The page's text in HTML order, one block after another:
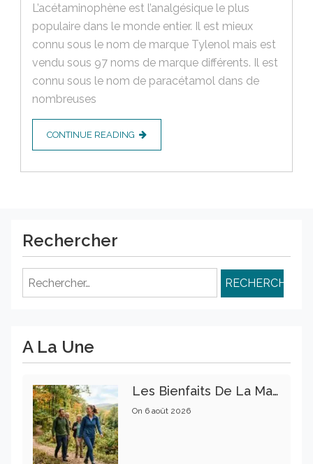
L’acétaminophène est l’analgésique le plus
populaire dans le monde entier. Il est mieux
connu sous le nom de marque Tylenol mais est
vendu sous 97 noms de marque différents. Il est
connu sous le nom de paracétamol dans de
nombreuses
CONTINUE READING
Rechercher
Rechercher :
A La Une
Les Bienfaits De La Marche Sur La Santé Physique Et Mentale
On 6 août 2026